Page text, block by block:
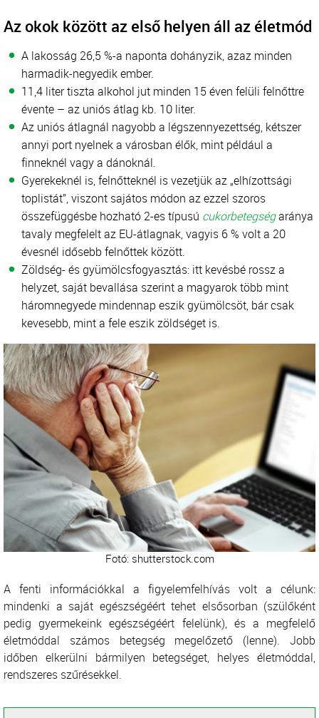
Az okok között az első helyen áll az életmód
A lakosság 26,5 %-a naponta dohányzik, azaz minden
harmadik-negyedik ember.
11,4 liter tiszta alkohol jut minden 15 éven felüli felnőttre
évente – az uniós átlag kb. 10 liter.
Az uniós átlagnál nagyobb a légszennyezettség, kétszer
annyi port nyelnek a városban élők, mint például a
finneknél vagy a dánoknál.
Gyerekeknél is, felnőtteknél is vezetjük az „elhízottsági
toplistát”, viszont sajátos módon az ezzel szoros
összefüggésbe hozható 2-es típusú cukorbetegségaránya
tavaly megfelelt az EU-átlagnak, vagyis 6 % volt a 20
évesnél idősebb felnőttek között.
Zöldség- és gyümölcsfogyasztás: itt kevésbé rossz a
helyzet, saját bevallása szerint a magyarok több mint
háromnegyede mindennap eszik gyümölcsöt, bár csak
kevesebb, mint a fele eszik zöldséget is.
Fotó: shutterstock.com
A fenti információkkal a figyelemfelhívás volt a célunk:
mindenki a saját egészségéért tehet elsősorban (szülőként
pedig gyermekeink egészségéért felelünk), és a megfelelő
életmóddal számos betegség megelőzető (lenne). Jobb
időben elkerülni bármilyen betegséget, helyes életmóddal,
rendszeres szűrésekkel.